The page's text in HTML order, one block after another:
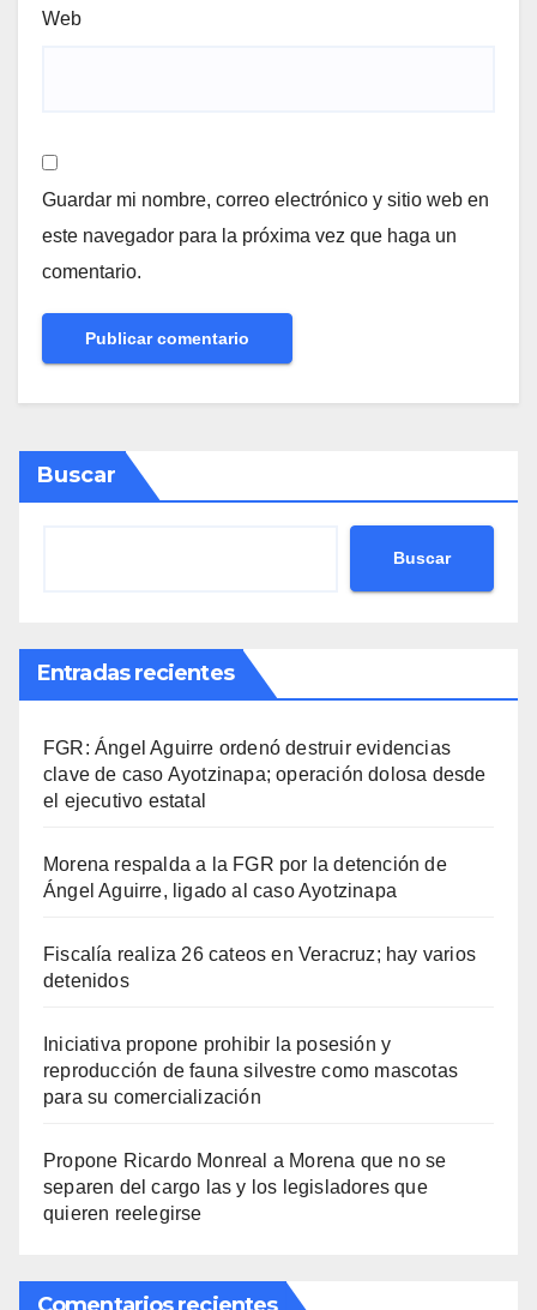
Web
Guardar mi nombre, correo electrónico y sitio web en
este navegador para la próxima vez que haga un
comentario.
Buscar
Buscar
Entradas recientes
FGR: Ángel Aguirre ordenó destruir evidencias
clave de caso Ayotzinapa; operación dolosa desde
el ejecutivo estatal
Morena respalda a la FGR por la detención de
Ángel Aguirre, ligado al caso Ayotzinapa
Fiscalía realiza 26 cateos en Veracruz; hay varios
detenidos
Iniciativa propone prohibir la posesión y
reproducción de fauna silvestre como mascotas
para su comercialización
Propone Ricardo Monreal a Morena que no se
separen del cargo las y los legisladores que
quieren reelegirse